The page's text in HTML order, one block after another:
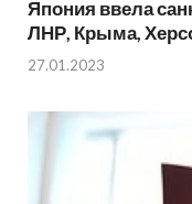
Япония ввела
ЛНР, Крыма,
27.01.2023